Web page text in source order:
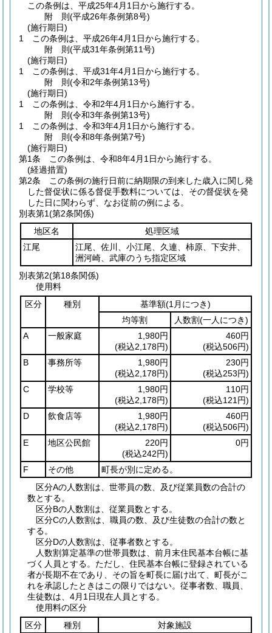
この条例は、平成25年4月1日から施行する。
附 則(平成26年条例第8号)
(施行期日)
1
この条例は、平成26年4月1日から施行する。
附 則(平成31年条例第11号)
(施行期日)
1
この条例は、平成31年4月1日から施行する。
附 則(令和2年条例第13号)
(施行期日)
1
この条例は、令和2年4月1日から施行する。
附 則(令和3年条例第13号)
1
この条例は、令和3年4月1日から施行する。
附 則(令和8年条例第7号)
(施行期日)
第1条
この条例は、令和8年4月1日から施行する。
(経過措置)
第2条
この条例の施行日前に納期限の到来した歳入に関し発
した督促状に係る督促手数料については、その督促状を発
した日に関わらず、なお従前の例による。
別表第1(第2条関係)
地区名
処理区域
江尾
江尾、佐川、小江尾、久連、柿原、下安井、
洲河崎、武庫のうち指定区域
別表第2(第18条関係)
使用料
区分
種別 基準額(1月につき)
均等割
人数割(一人につき)
A
一般家庭
1,980円
(税込2,178円)
460円
(税込506円)
B
事務所等
1,980円
(税込2,178円)
230円
(税込253円)
C
学校等
1,980円
(税込2,178円)
110円
(税込121円)
D
飲食店等
1,980円
(税込2,178円)
460円
(税込506円)
E
地区公民館
220円
(税込242円)
0円
F その他
町長が別に定める。
区分Aの人数割は、世帯員の数、及び従業員数の合計の
数とする。
区分Bの人数割は、従業員数とする。
区分Cの人数割は、職員の数、及び生徒数の合計の数と
する。
区分Dの人数割は、従事者数とする。
人数割算定基準の世帯員数は、前月末住民基本台帳に基
づく人員とする。ただし、住民基本台帳に登録されている
者が長期不在であり、その旨を町長に届け出て、町長がこ
れを承認したときはこの限りではない。従事者数、職員、
生徒数は、4月1日現在人員とする。
使用料の区分
区分
種別 対象施設